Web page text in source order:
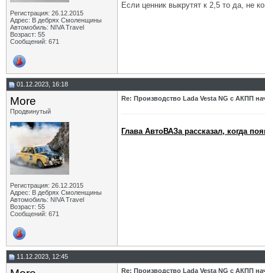
Регистрация: 26.12.2015
Адрес: В дебрях Смоленщины
Автомобиль: NIVA Travel
Возраст: 55
Сообщений: 671
Если ценник выкрутят к 2,5 то да, не
01.12.2023, 16:18
More
Продвинутый
Регистрация: 26.12.2015
Адрес: В дебрях Смоленщины
Автомобиль: NIVA Travel
Возраст: 55
Сообщений: 671
Re: Производство Lada Vesta NG с АКПП
Глава АвтоВАЗа рассказал, когда
11.12.2023, 12:45
Re: Производство Lada Vesta NG с АКПП